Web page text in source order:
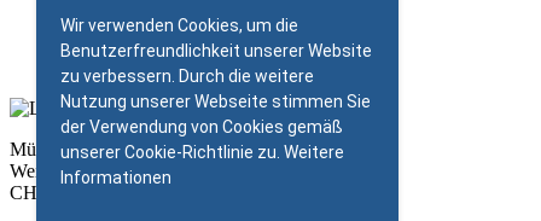
PDF Download
Müller-Möhl Foundation
Weinplatz 10
CH-8001 Zürich
Wir verwenden Cookies, um die
Benutzerfreundlichkeit unserer Website
zu verbessern. Durch die weitere
Nutzung unserer Webseite stimmen Sie
der Verwendung von Cookies gemäß
unserer Cookie-Richtlinie zu. Weitere
Informationen